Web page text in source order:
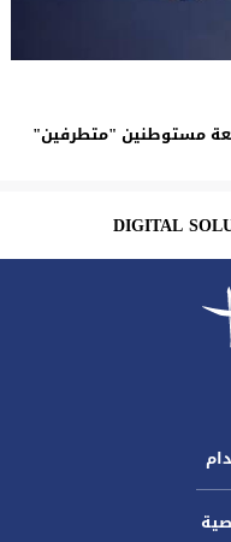
مستوطنين "متطرفين"
DIGITAL